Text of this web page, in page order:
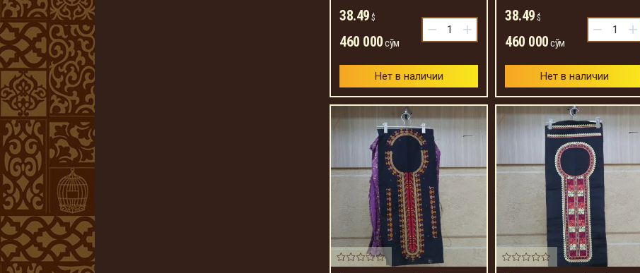
38.49 $
460 000сўм
− +
Нет в наличии
38.49 $
460 000сўм
− +
Нет в наличии